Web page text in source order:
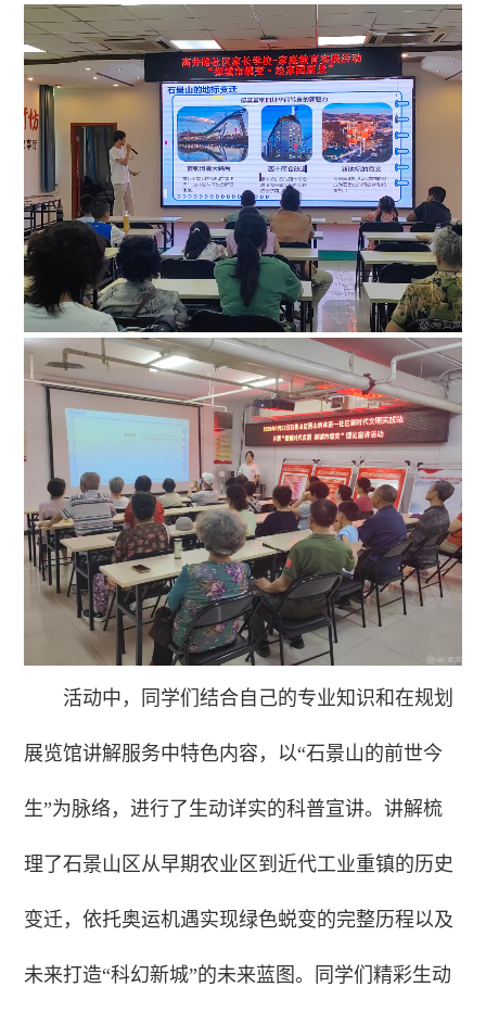
活动中，同学们结合自己的专业知识和在规划
展览馆讲解服务中特色内容，以“石景山的前世今
生”为脉络，进行了生动详实的科普宣讲。讲解梳
理了石景山区从早期农业区到近代工业重镇的历史
变迁，依托奥运机遇实现绿色蜕变的完整历程以及
未来打造“科幻新城”的未来蓝图。同学们精彩生动